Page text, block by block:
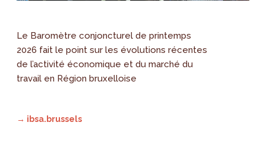
Le Baromètre conjoncturel de printemps
2026 fait le point sur les évolutions récentes
de l’activité économique et du marché du
travail en Région bruxelloise
→ ibsa.brussels